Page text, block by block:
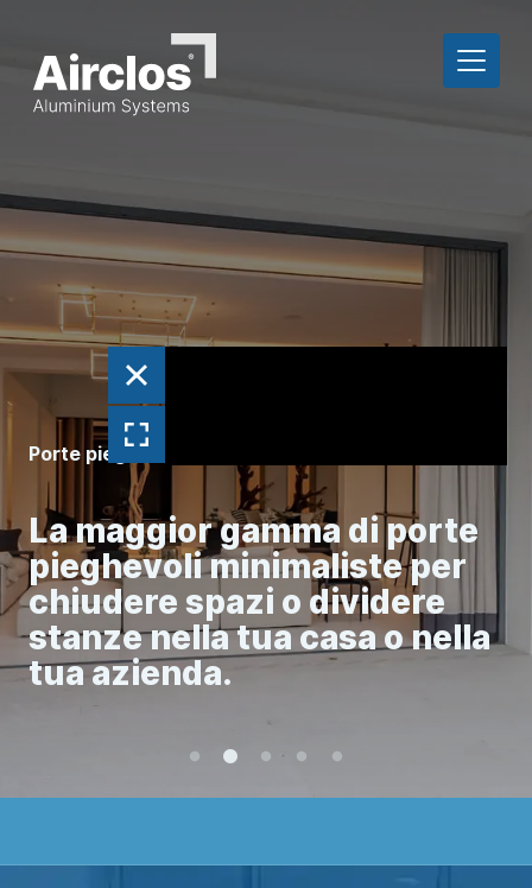
Porte pieghevoli in alluminio
La maggior gamma di porte
pieghevoli minimaliste per
chiudere spazi o dividere
stanze nella tua casa o nella
tua azienda.